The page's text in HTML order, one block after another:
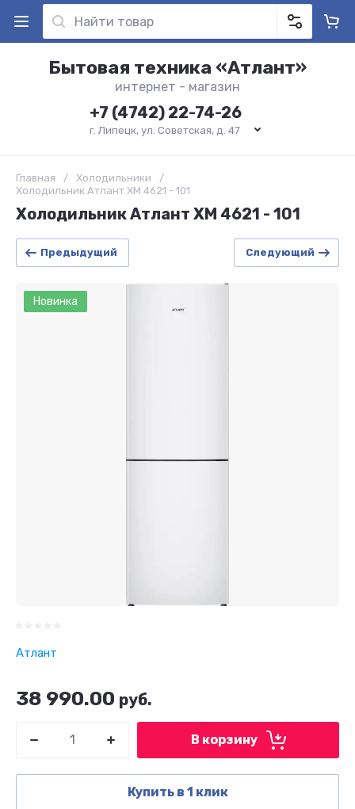
Бытовая техника «Атлант»
интернет - магазин
+7 (4742) 22-74-26
г. Липецк, ул. Советская, д. 47
Главная / Холодильники
/
Холодильник Атлант ХМ 4621 - 101
Холодильник Атлант ХМ 4621 - 101
Предыдущий Следующий
Новинка
Атлант
38 990.00 руб.
В корзину
Купить в 1 клик